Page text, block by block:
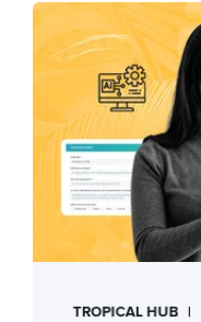
TROPICAL HUB